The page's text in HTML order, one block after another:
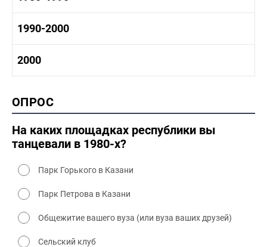
1970-1980 культура
1970 - 1980 быт
1980 -1990 история
1980-1990 культура
1990-2000
1990-2000 культура
2000
2000 промышленность
2000 культура
ОПРОС
На каких площадках республики вы
танцевали в 1980-х?
Парк Горького в Казани
Парк Петрова в Казани
Общежитие вашего вуза (или вуза ваших друзей)
Сельский клуб